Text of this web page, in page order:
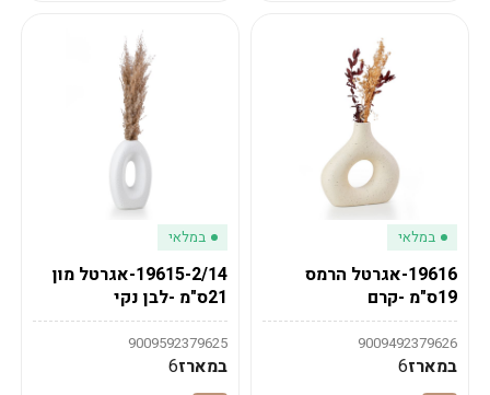
במלאי
19616-אגרטל הרמס
19ס"מ -קרם
9009492379626
במארז6
במלאי
19615-2/14-אגרטל מון
21ס"מ -לבן נקי
9009592379625
במארז6